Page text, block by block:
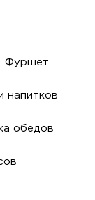
Фуршет
напитков
обедов